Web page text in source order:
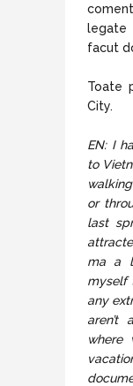
legate
facut
Toate
City.
EN: I
to
or
last
ma a
myself
any
aren’t
where